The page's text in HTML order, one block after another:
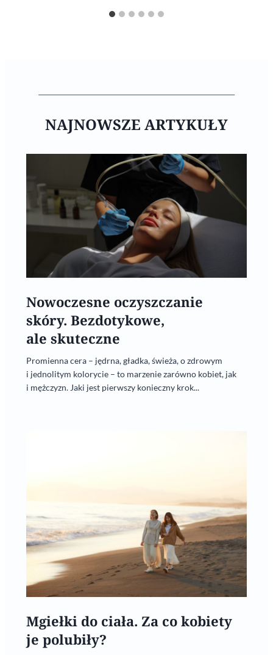
NAJNOWSZE ARTYKUŁY
Nowoczesne oczyszczanie
skóry. Bezdotykowe,
ale skuteczne
Promienna cera – jędrna, gładka, świeża, o zdrowym
i jednolitym kolorycie – to marzenie zarówno kobiet, jak
i mężczyzn. Jaki jest pierwszy konieczny krok...
Mgiełki do ciała. Za co kobiety
je polubiły?